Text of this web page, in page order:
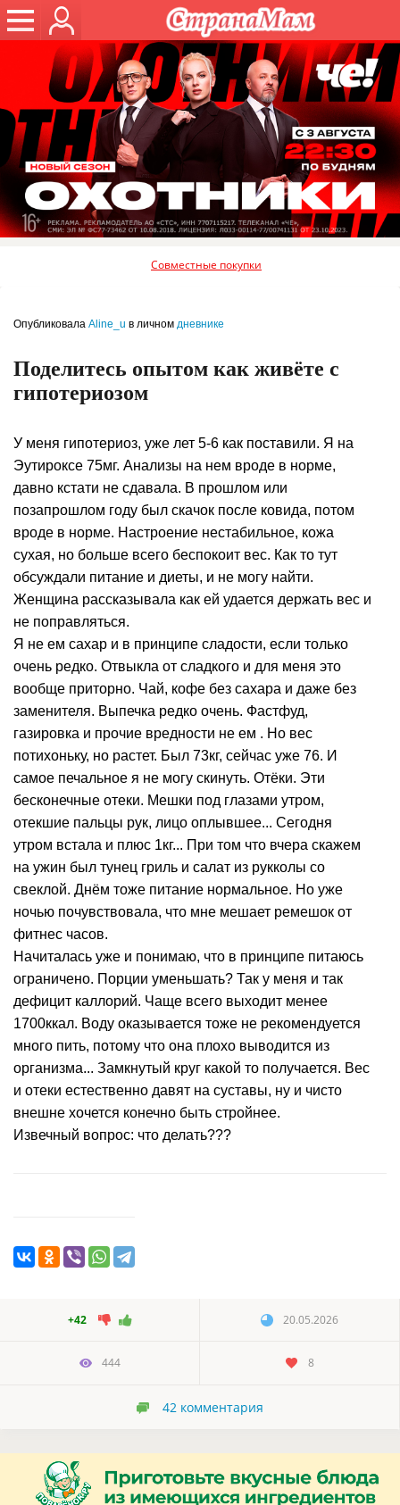
Совместные покупки
Опубликовала Aline_u в личном дневнике
Поделитесь опытом как живёте с
гипотериозом
У меня гипотериоз, уже лет 5-6 как поставили. Я на
Эутироксе 75мг. Анализы на нем вроде в норме,
давно кстати не сдавала. В прошлом или
позапрошлом году был скачок после ковида, потом
вроде в норме. Настроение нестабильное, кожа
сухая, но больше всего беспокоит вес. Как то тут
обсуждали питание и диеты, и не могу найти.
Женщина рассказывала как ей удается держать вес и
не поправляться.
Я не ем сахар и в принципе сладости, если только
очень редко. Отвыкла от сладкого и для меня это
вообще приторно. Чай, кофе без сахара и даже без
заменителя. Выпечка редко очень. Фастфуд,
газировка и прочие вредности не ем . Но вес
потихоньку, но растет. Был 73кг, сейчас уже 76. И
самое печальное я не могу скинуть. Отёки. Эти
бесконечные отеки. Мешки под глазами утром,
отекшие пальцы рук, лицо оплывшее... Сегодня
утром встала и плюс 1кг... При том что вчера скажем
на ужин был тунец гриль и салат из рукколы со
свеклой. Днём тоже питание нормальное. Но уже
ночью почувствовала, что мне мешает ремешок от
фитнес часов.
Начиталась уже и понимаю, что в принципе питаюсь
ограничено. Порции уменьшать? Так у меня и так
дефицит каллорий. Чаще всего выходит менее
1700ккал. Воду оказывается тоже не рекомендуется
много пить, потому что она плохо выводится из
организма... Замкнутый круг какой то получается. Вес
и отеки естественно давят на суставы, ну и чисто
внешне хочется конечно быть стройнее.
Извечный вопрос: что делать???
+42 20.05.2026
444 8
42 комментария